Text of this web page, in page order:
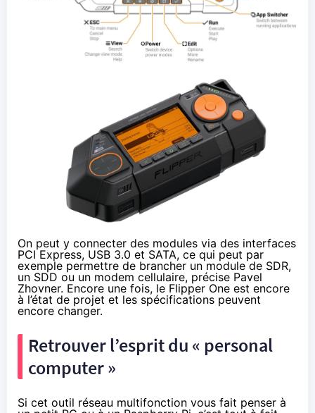
On peut y connecter des modules via des interfaces
PCI Express, USB 3.0 et SATA, ce qui peut par
exemple permettre de brancher un module de SDR,
un SDD ou un modem cellulaire, précise Pavel
Zhovner. Encore une fois, le Flipper One est encore
à l’état de projet et les spécifications peuvent
encore changer.
Retrouver l’esprit du « personal
computer »
Si cet outil réseau multifonction vous fait penser à